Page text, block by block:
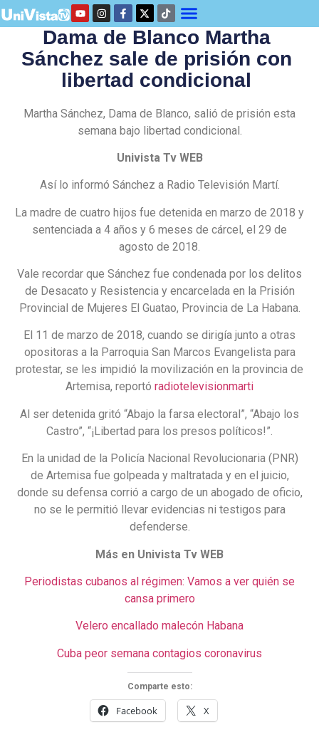
Dama de Blanco Martha
Sánchez sale de prisión con
libertad condicional
Martha Sánchez, Dama de Blanco, salió de prisión esta
semana bajo libertad condicional.
Univista Tv WEB
Así lo informó Sánchez a Radio Televisión Martí.
La madre de cuatro hijos fue detenida en marzo de 2018 y
sentenciada a 4 años y 6 meses de cárcel, el 29 de
agosto de 2018.
Vale recordar que Sánchez fue condenada por los delitos
de Desacato y Resistencia y encarcelada en la Prisión
Provincial de Mujeres El Guatao, Provincia de La Habana.
El 11 de marzo de 2018, cuando se dirigía junto a otras
opositoras a la Parroquia San Marcos Evangelista para
protestar, se les impidió la movilización en la provincia de
Artemisa, reportó radiotelevisionmarti
Al ser detenida gritó “Abajo la farsa electoral”, “Abajo los
Castro”, “¡Libertad para los presos políticos!”.
En la unidad de la Policía Nacional Revolucionaria (PNR)
de Artemisa fue golpeada y maltratada y en el juicio,
donde su defensa corrió a cargo de un abogado de oficio,
no se le permitió llevar evidencias ni testigos para
defenderse.
Más en Univista Tv WEB
Periodistas cubanos al régimen: Vamos a ver quién se
cansa primero
Velero encallado malecón Habana
Cuba peor semana contagios coronavirus
Comparte esto:
Facebook X